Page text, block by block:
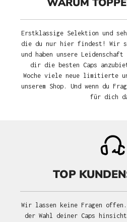
Erstklassige Selektion und
die du nur hier findest! Wir
und haben unsere Leidenschaft
dir die besten Caps
Woche viele neue limitierte
unserem Shop. Und wenn du
für dich
TOP
Wir lassen keine Fragen
der Wahl deiner Caps